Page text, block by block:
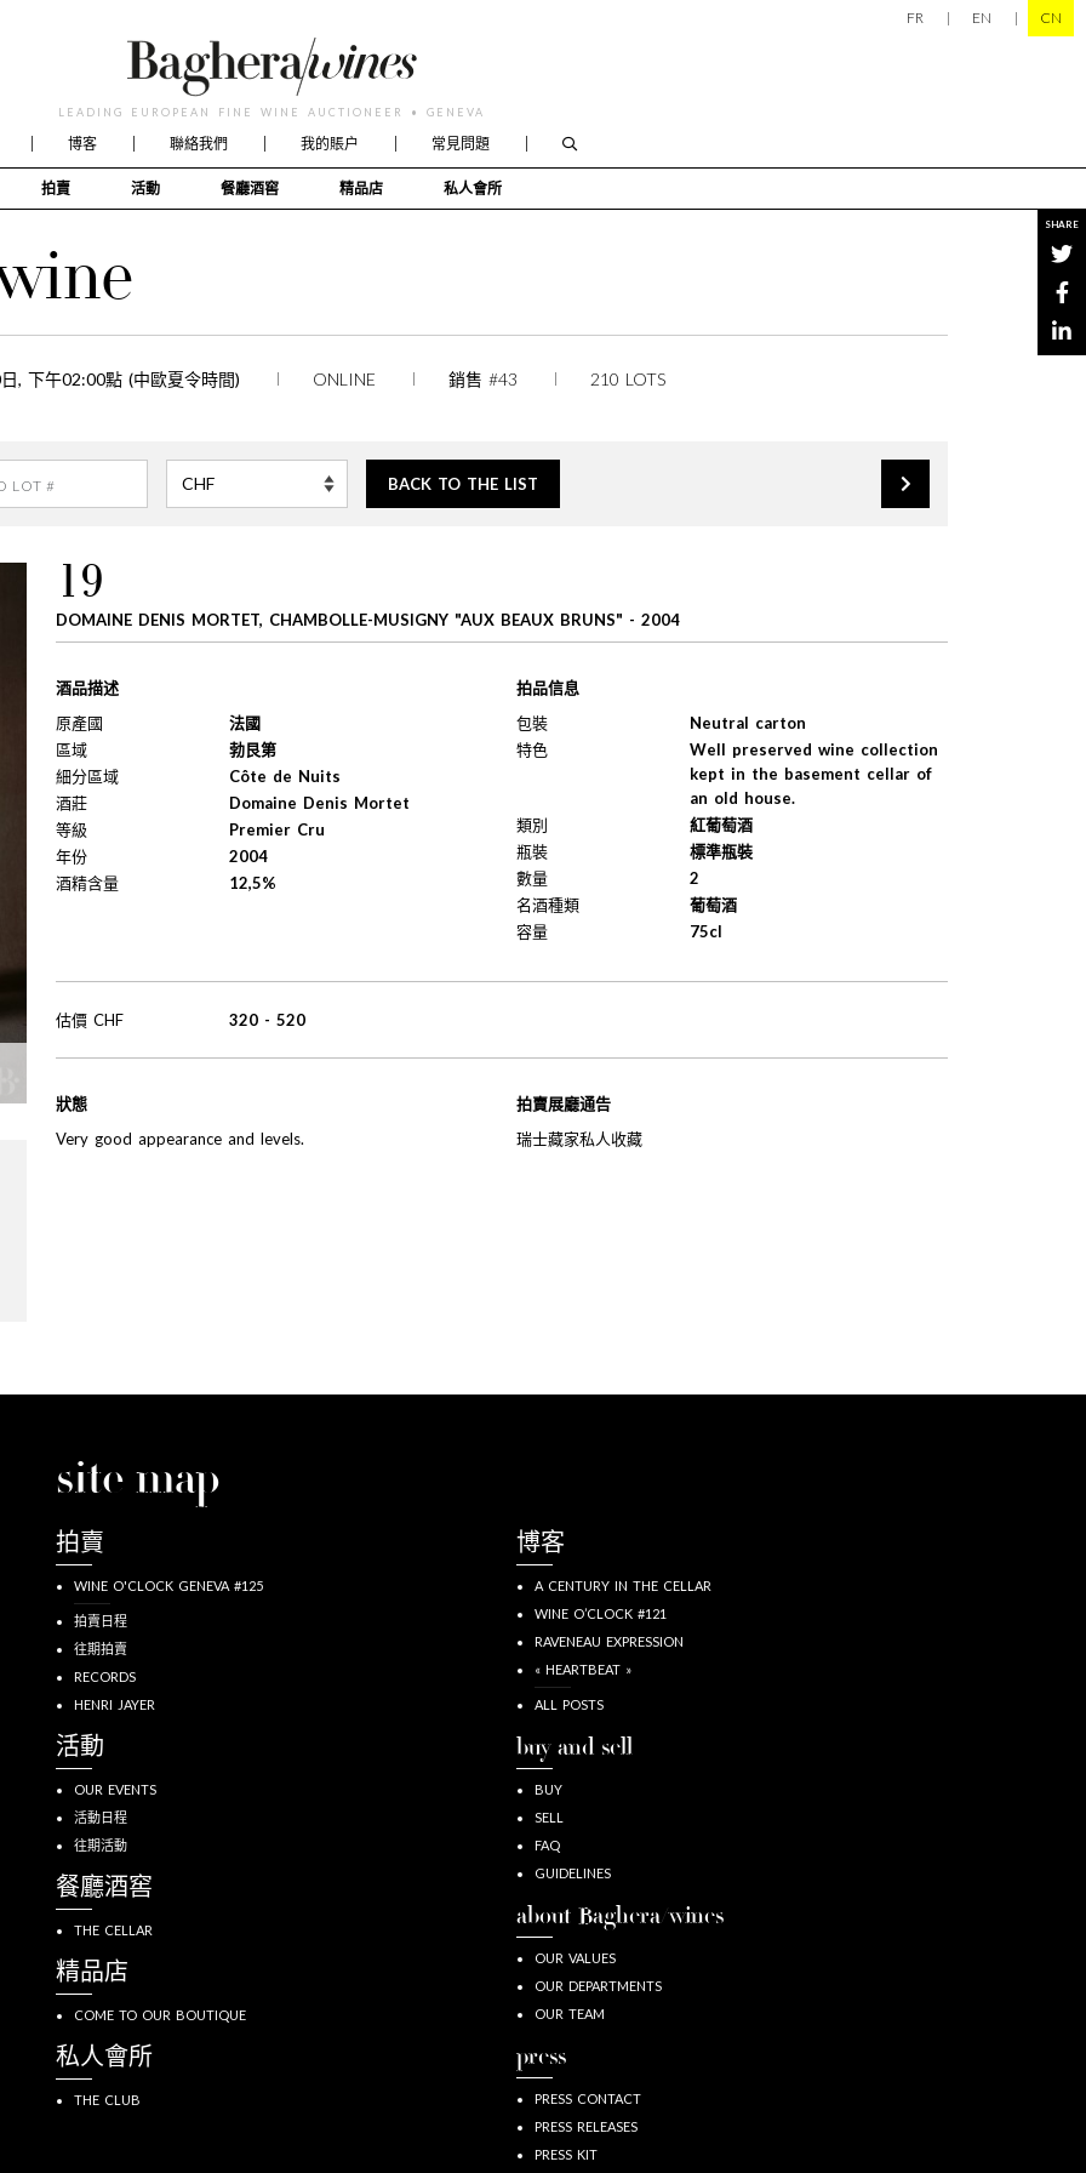
LEADING EUROPEAN FINE WINE AUCTIONEER • GENEVA
拍賣 活動 餐廳酒窖 精品店 私人會所
博客 聯絡我們 我的賬户 常見問題
FR EN CN
SHARE
, 下午02:00點 (中歐夏令時間) ONLINE 銷售 #43 210 LOTS
BACK TO THE LIST
19
DOMAINE DENIS MORTET, CHAMBOLLE-MUSIGNY "AUX BEAUX BRUNS" - 2004
酒品描述
原產國
法國
區域
勃艮第
細分區域
Côte de Nuits
酒莊
Domaine Denis Mortet
等級
Premier Cru
年份
2004
酒精含量
12,5%
拍品信息
包裝
Neutral carton
特色
Well preserved wine collection
kept in the basement cellar of
an old house.
類別
紅葡萄酒
瓶裝
標準瓶裝
數量
2
名酒種類
葡萄酒
容量
75cl
估價 CHF 320 - 520
狀態
Very good appearance and levels.
拍賣展廳通告
瑞士藏家私人收藏
site map
拍賣
WINE O'CLOCK GENEVA #125
拍賣日程
往期拍賣
RECORDS
HENRI JAYER
活動
OUR EVENTS
活動日程
往期活動
餐廳酒窖
THE CELLAR
精品店
COME TO OUR BOUTIQUE
私人會所
THE CLUB
博客
A CENTURY IN THE CELLAR
WINE O’CLOCK #121
RAVENEAU EXPRESSION
« HEARTBEAT »
ALL POSTS
buy and sell
BUY
SELL
FAQ
GUIDELINES
about Baghera/wines
OUR VALUES
OUR DEPARTMENTS
OUR TEAM
press
PRESS CONTACT
PRESS RELEASES
PRESS KIT